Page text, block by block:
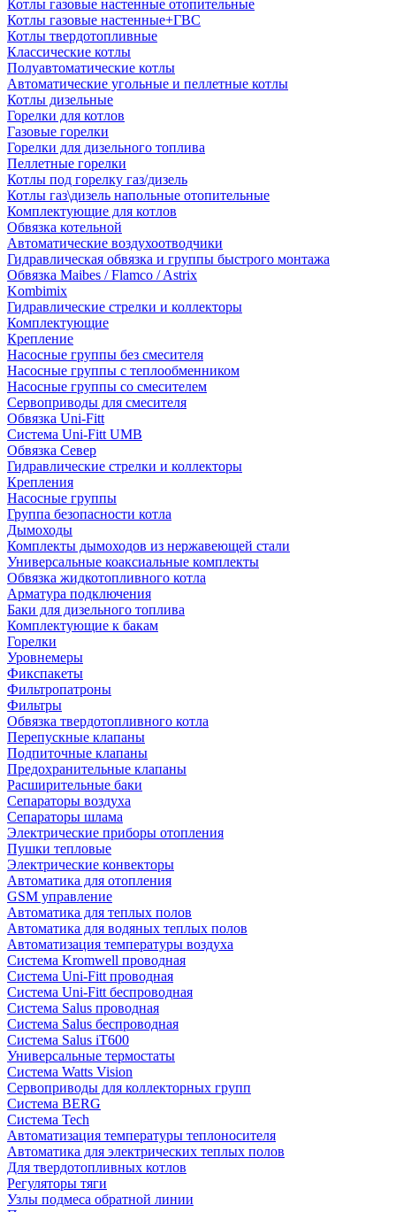
Котлы газовые настенные отопительные
Котлы газовые настенные+ГВС
Котлы твердотопливные
Классические котлы
Полуавтоматические котлы
Автоматические угольные и пеллетные котлы
Котлы дизельные
Горелки для котлов
Газовые горелки
Горелки для дизельного топлива
Пеллетные горелки
Котлы под горелку газ/дизель
Котлы газ\дизель напольные отопительные
Комплектующие для котлов
Обвязка котельной
Автоматические воздухоотводчики
Гидравлическая обвязка и группы быстрого монтажа
Обвязка Maibes / Flamco / Astrix
Kombimix
Гидравлические стрелки и коллекторы
Комплектующие
Крепление
Насосные группы без смесителя
Насосные группы с теплообменником
Насосные группы со смесителем
Сервоприводы для смесителя
Обвязка Uni-Fitt
Система Uni-Fitt UMB
Обвязка Север
Гидравлические стрелки и коллекторы
Крепления
Насосные группы
Группа безопасности котла
Дымоходы
Комплекты дымоходов из нержавеющей стали
Универсальные коаксиальные комплекты
Обвязка жидкотопливного котла
Арматура подключения
Баки для дизельного топлива
Комплектующие к бакам
Горелки
Уровнемеры
Фикспакеты
Фильтропатроны
Фильтры
Обвязка твердотопливного котла
Перепускные клапаны
Подпиточные клапаны
Предохранительные клапаны
Расширительные баки
Сепараторы воздуха
Сепараторы шлама
Электрические приборы отопления
Пушки тепловые
Электрические конвекторы
Автоматика для отопления
GSM управление
Автоматика для теплых полов
Автоматика для водяных теплых полов
Автоматизация температуры воздуха
Система Kromwell проводная
Система Uni-Fitt проводная
Система Uni-Fitt беспроводная
Система Salus проводная
Система Salus беспроводная
Система Salus iT600
Универсальные термостаты
Система Watts Vision
Сервоприводы для коллекторных групп
Система BERG
Система Tech
Автоматизация температуры теплоносителя
Автоматика для электрических теплых полов
Для твердотопливных котлов
Регуляторы тяги
Узлы подмеса обратной линии